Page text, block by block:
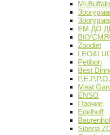
Mr.Buffalo
ЕМ ДО
Zoodiet
Petibon
Best
P.E.P.P.O.
Meat
ENSO
Прочие
Edelhoff
Baurenhof
Siberia